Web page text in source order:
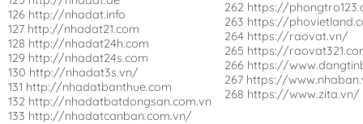
126 http://nhadat.info
127 http://nhadat21.com
128 http://nhadat24h.com
129 http://nhadat24s.com
130 http://nhadat3s.vn/
131 http://nhadatbanthue.com
132 http://nhadatbatdongsan.com.vn
133 http://nhadatcanban.com.vn/
262 https://
263 https://
264 https://raovat.vn/
265 https://
266 https://
267 https://
268 https://www.zita.vn/